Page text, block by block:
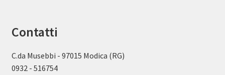
Contatti
C.da Musebbi - 97015 Modica (RG)
0932 - 516754